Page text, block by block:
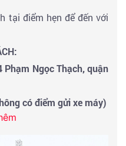
tại điểm hẹn để đến với
Phạm Ngọc Thạch, quận
có điểm gửi xe máy)
Phúc City (520 Quốc lộ